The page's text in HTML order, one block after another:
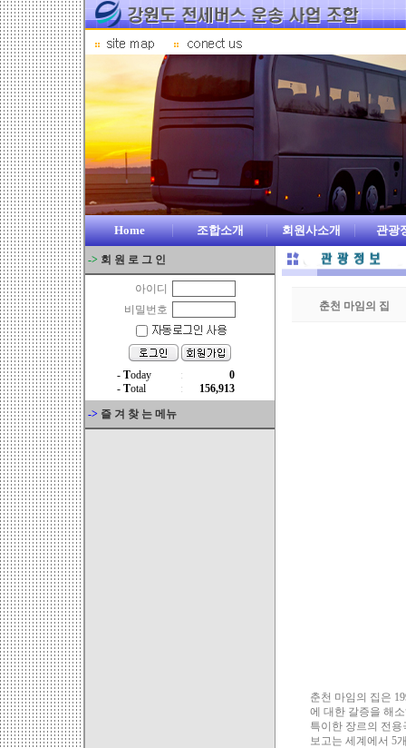
Home 조합소개 회원사소개 관광
-> 회 원 로 그 인
아이디
비밀번호
-> 즐 겨 찾 는 메뉴
춘천 마임의 집
춘천 마임의 집은
에 대한 갈증을 해
특이한 장르의 전
보고는 세계에서 5